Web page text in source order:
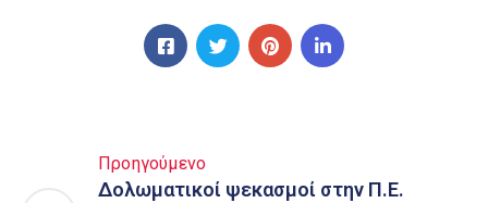
Προηγούμενο
Δολωματικοί ψεκασμοί στην Π.Ε.